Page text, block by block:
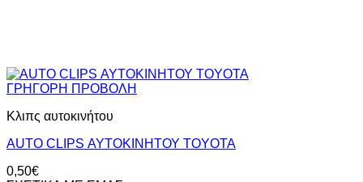
ΓΡΗΓΟΡΗ ΠΡΟΒΟΛΗ
Κλιπς αυτοκινήτου
AUTO CLIPS ΑΥΤΟΚΙΝΗΤΟΥ TOYOTA
0,50€